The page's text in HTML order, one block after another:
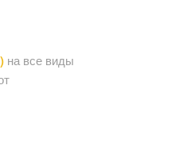
на все виды